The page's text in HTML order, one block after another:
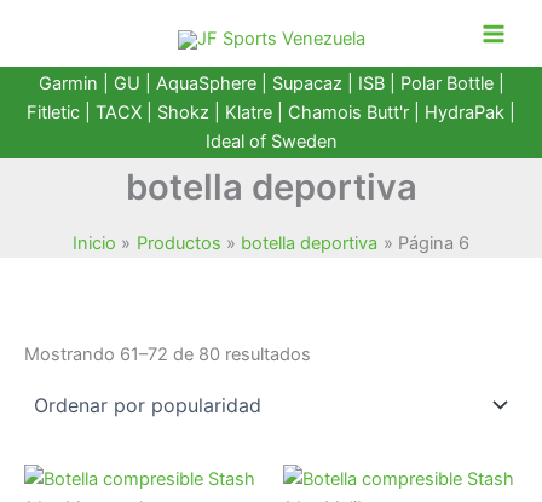
contenido
Garmin GU AquaSphere| Supacaz | ISB | Polar Bottle|
Fitletic
TACX Shokz Klatre Chamois Butt'r HydraPak
Ideal of Sweden
botella deportiva
Inicio Productos botella deportiva Página 6
Mostrando 61–72 de 80 resultados